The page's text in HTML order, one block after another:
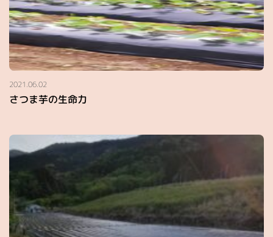
2021.06.02
さつま芋の生命力